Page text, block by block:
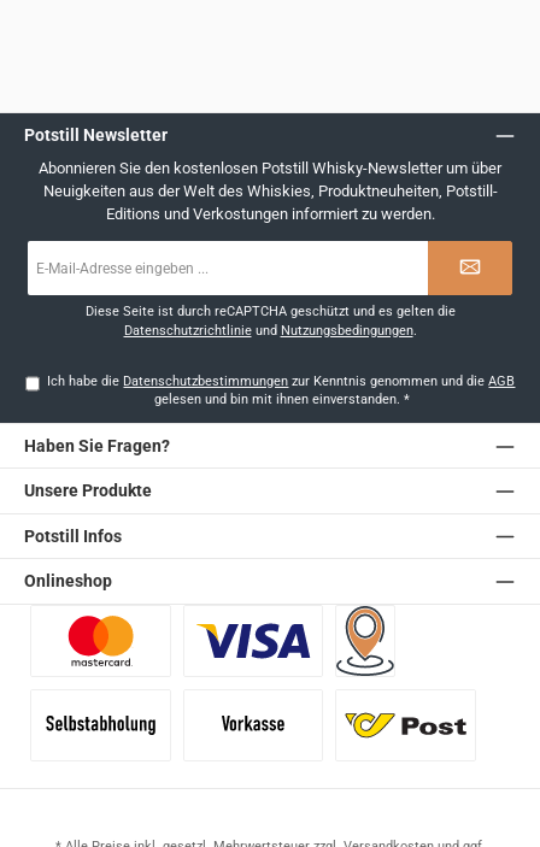
Potstill Newsletter
Abonnieren Sie den kostenlosen Potstill Whisky-Newsletter um über
Neuigkeiten aus der Welt des Whiskies, Produktneuheiten, Potstill-
Editions und Verkostungen informiert zu werden.
Mail-
Diese Seite ist durch reCAPTCHA geschützt und es gelten die
Datenschutzrichtlinieund Nutzungsbedingungen.
Ich habe die Datenschutzbestimmungen zur Kenntnis genommen und dieAGB
gelesen und bin mit ihnen einverstanden. *
Haben Sie Fragen?
Unsere Produkte
Potstill Infos
Onlineshop